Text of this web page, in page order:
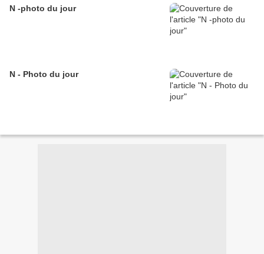
N -photo du jour
N - Photo du jour